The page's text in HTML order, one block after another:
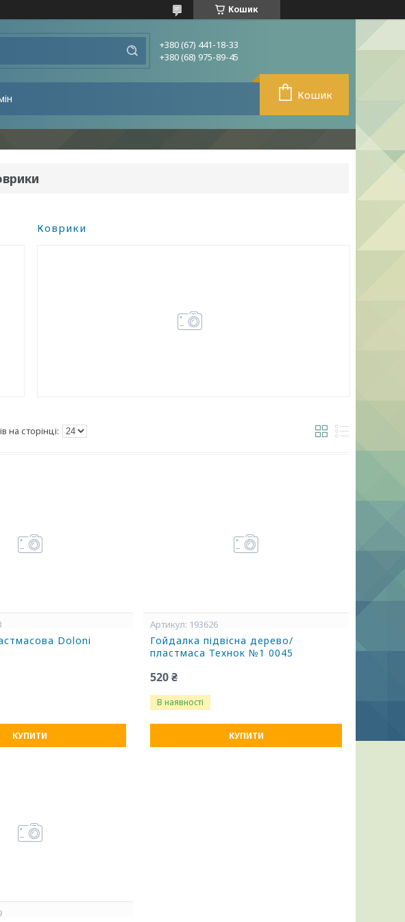
Кошик
+380 (67) 441-18-33
+380 (68) 975-89-45
Кошик
Коврики
Doloni
КУПИТИ
193626
Гойдалка підвісна дерево/
пластмаса Технок №1 0045
520 ₴
В наявності
КУПИТИ